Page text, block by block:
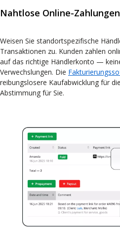
Nahtlose Online-
Weisen Sie standortspezifische
Transaktionen zu. Kunden zahlen
auf das richtige Händlerkonto —
Verwechslungen. Die
reibungslosere Kaufabwicklung für
Abstimmung für Sie.